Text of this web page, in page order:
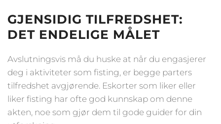
GJENSIDIG TILFREDSHET:
DET ENDELIGE MÅLET
Avslutningsvis må du huske at når du engasjerer
deg i aktiviteter som fisting, er begge parters
tilfredshet avgjørende. Eskorter som liker eller
liker fisting har ofte god kunnskap om denne
akten, noe som gjør dem til gode guider for din